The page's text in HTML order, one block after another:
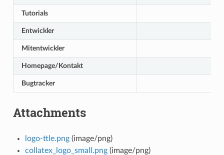
Tutorials
Entwickler
Mitentwickler
Homepage/Kontakt
Bugtracker
Attachments
logo-ttle.png(image/png)
collatex_logo_small.png(image/png)